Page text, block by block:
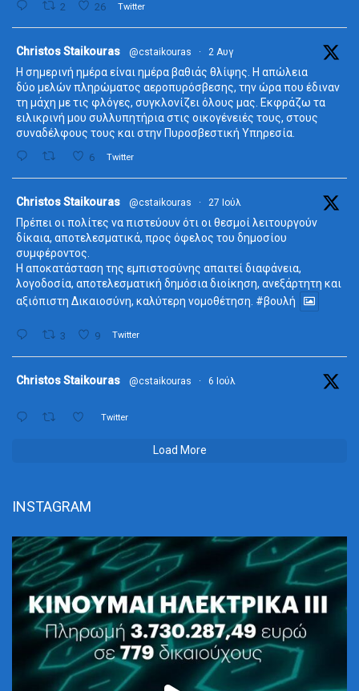
2 26 Twitter
Christos Staikouras @cstaikouras · 2 Αυγ
Η σημερινή ημέρα είναι ημέρα βαθιάς θλίψης. Η απώλεια
δύο μελών πληρώματος αεροπυρόσβεσης, την ώρα που έδιναν
τη μάχη με τις φλόγες, συγκλονίζει όλους μας. Εκφράζω τα
ειλικρινή μου συλλυπητήρια στις οικογένειές τους, στους
συναδέλφους τους και στην Πυροσβεστική Υπηρεσία.
6 Twitter
Christos Staikouras @cstaikouras · 27 Ιούλ
Πρέπει οι πολίτες να πιστεύουν ότι οι θεσμοί λειτουργούν
δίκαια, αποτελεσματικά, προς όφελος του δημοσίου
συμφέροντος.
Η αποκατάσταση της εμπιστοσύνης απαιτεί διαφάνεια,
λογοδοσία, αποτελεσματική δημόσια διοίκηση, ανεξάρτητη και
αξιόπιστη Δικαιοσύνη, καλύτερη νομοθέτηση. #βουλή
3 9 Twitter
Christos Staikouras @cstaikouras · 6 Ιούλ
Twitter
Load More
INSTAGRAM